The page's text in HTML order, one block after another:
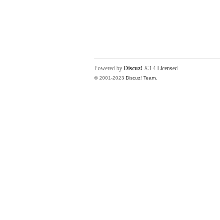
Powered by Discuz! X3.4 Licensed
© 2001-2023 Discuz! Team